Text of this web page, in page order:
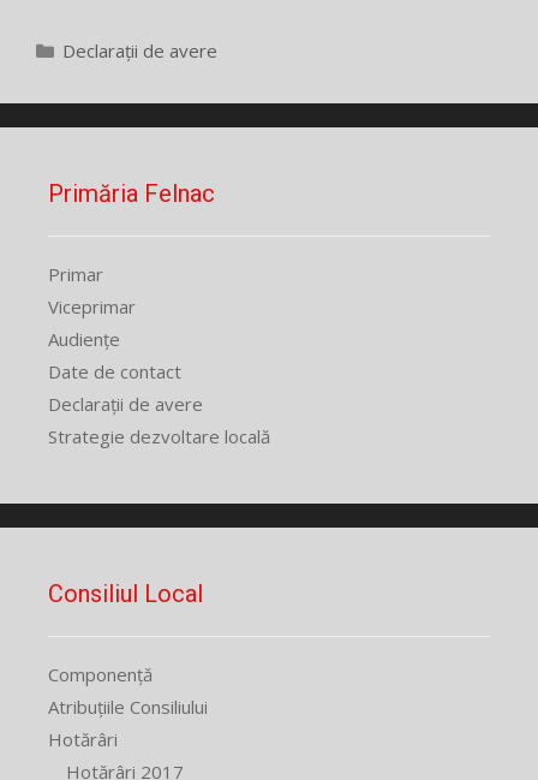
Categorii
Declarații de avere
Primăria Felnac
Primar
Viceprimar
Audiențe
Date de contact
Declarații de avere
Strategie dezvoltare locală
Consiliul Local
Componență
Atribuțiile Consiliului
Hotărâri
Hotărâri 2017